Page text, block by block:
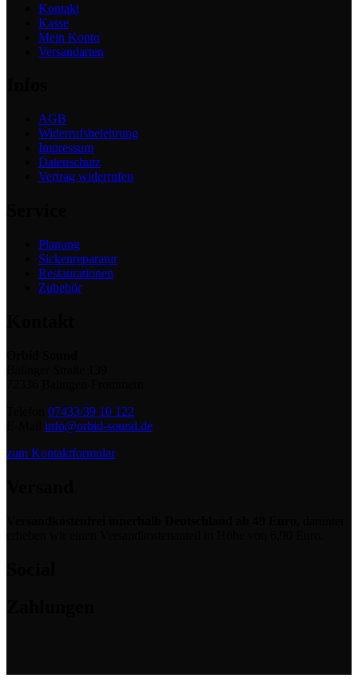
Kontakt
Kasse
Mein Konto
Versandarten
AGB
Widerrufsbelehrung
Impressum
Datenschutz
Vertrag widerrufen
Planung
Sickenreparatur
Restaurationen
Zubehör
07433/39 10 122
info@orbid-sound.de
zum Kontaktformular